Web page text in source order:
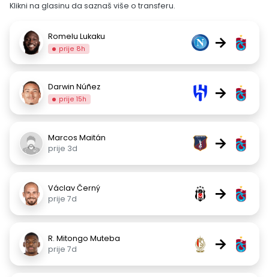
Klikni na glasinu da saznaš više o transferu.
Romelu Lukaku
prije 8h →
Darwin Núñez
prije 15h →
Marcos Maitán
prije 3d
→
Václav Černý
prije 7d
→
R. Mitongo Muteba
prije 7d
→